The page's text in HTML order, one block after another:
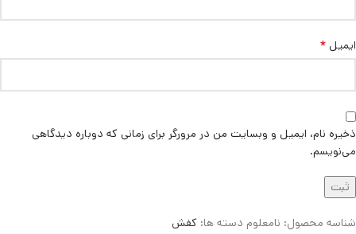
ایمیل *
ذخیره نام، ایمیل و وبسایت من در مرورگر برای زمانی که دوباره دیدگاهی
می‌نویسم.
شناسه محصول: نامعلوم دسته ها: کفش